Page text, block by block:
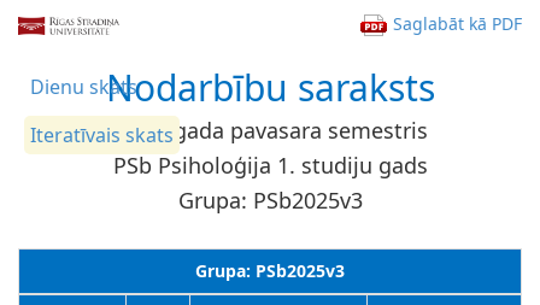
Saglabāt kā PDF
Dienu skats
Iteratīvais skats
Nodarbību saraksts
2026. gada pavasara semestris
PSb Psiholoģija 1. studiju gads
Grupa: PSb2025v3
Grupa: PSb2025v3